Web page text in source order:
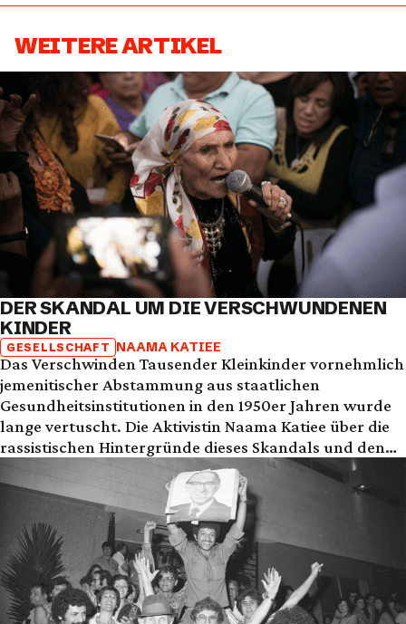
WEITERE ARTIKEL
DER SKANDAL UM DIE VERSCHWUNDENEN
KINDER
GESELLSCHAFT NAAMA KATIEE
Das Verschwinden Tausender Kleinkinder vornehmlich
jemenitischer Abstammung aus staatlichen
Gesundheitsinstitutionen in den 1950er Jahren wurde
lange vertuscht. Die Aktivistin Naama Katiee über die
rassistischen Hintergründe dieses Skandals und den
Kampf der betroffenen Familien um Gerechtigkeit.